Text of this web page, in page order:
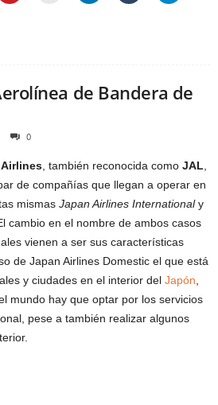
de Bandera de
0
, también reconocida como JAL
de compañías que llegan a operar en
mismas Japan Airlines Internationaly
El cambio en el nombre de ambos casos
vienen a ser sus características
de Japan Airlines Domestic el que está
y ciudades en el interior del Japón
mundo hay que optar por los servicios
pese a también realizar algunos